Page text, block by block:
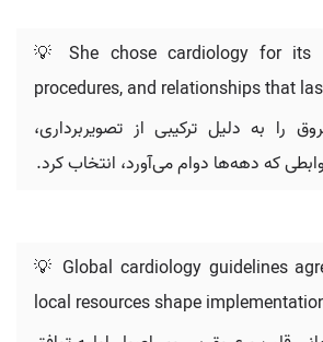
💡 She chose cardiology for its
procedures, and relationships that
را به دلیل ترکیبی از تصویربرداری،
که دهه‌ها دوام می‌آورد، انتخاب کرد.
💡 Global cardiology guidelines
local resources shape